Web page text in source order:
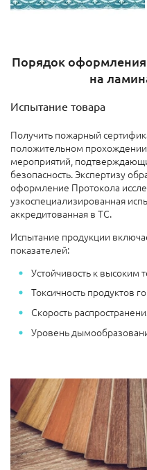
Порядок
на
Испытание товара
Получить пожарный
положительном
мероприятий,
безопасность. Экспертизу
оформление Протокола
узкоспециализированная
аккредитованная в ТС.
Испытание продукции
показателей:
Устойчивость к высоким
Токсичность продуктов
Скорость
Уровень